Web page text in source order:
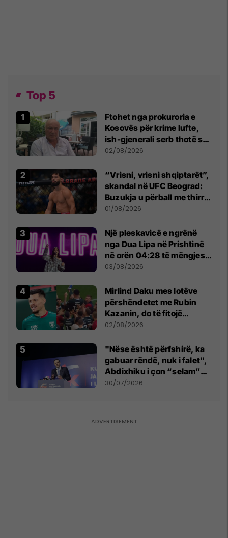
Top 5
Ftohet nga prokuroria e
Kosovës për krime lufte,
ish-gjenerali serb thotë se
dikush e tradhtoi në
02/08/2026
“Vrisni, vrisni shqiptarët”,
skandal në UFC Beograd:
Buzukja u përball me thirrje
anti-shqiptare nga
01/08/2026
Një pleskavicë e ngrënë
nga Dua Lipa në Prishtinë
në orën 04:28 të mëngjesit
- dhe bota digjitale serbe
03/08/2026
Mirlind Daku mes lotëve
përshëndetet me Rubin
Kazanin, do të fitojë
miliona te Spartak Moska
02/08/2026
"Nëse është përfshirë, ka
gabuar rëndë, nuk i falet",
Abdixhiku i çon “selam”
Përparim Ramës
30/07/2026